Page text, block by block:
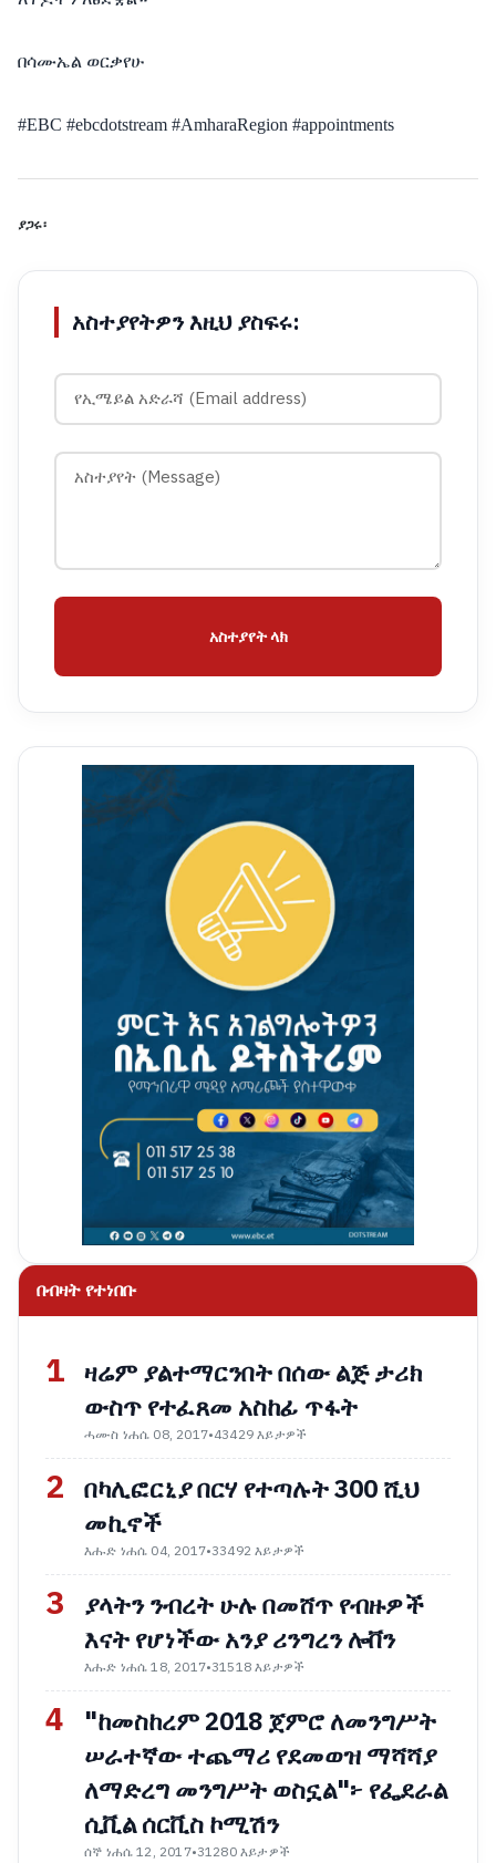
በሳሙኤል ወርቃየሁ
#EBC #ebcdotstream #AmharaRegion #appointments
ያጋሩ፡
አስተያየትዎን እዚህ ያስፍሩ:
አስተያየት ላክ
በብዛት የተነበቡ
1 ዛሬም ያልተማርንበት በሰው ልጅ ታሪክ
ውስጥ የተፈጸመ አስከፊ ጥፋት
ሓሙስ ነሐሴ 08, 2017•43429 እይታዎች
2 በካሊፎርኒያ በርሃ የተጣሉት 300 ሺህ
መኪኖች
እሑድ ነሐሴ 04, 2017•33492 እይታዎች
3
ያላትን ንብረት ሁሉ በመሸጥ የብዙዎች
እናት የሆነችው አንያ ሪንግረን ሎቨን
እሑድ ነሐሴ 18, 2017•31518 እይታዎች
4
"ከመስከረም 2018 ጀምሮ ለመንግሥት
ሠራተኛው ተጨማሪ የደመወዝ ማሻሻያ
ለማድረግ መንግሥት ወስኗል"፦ የፌደራል
ሲቪል ሰርቪስ ኮሚሽን
ሰኞ ነሐሴ 12, 2017•31280 እይታዎች